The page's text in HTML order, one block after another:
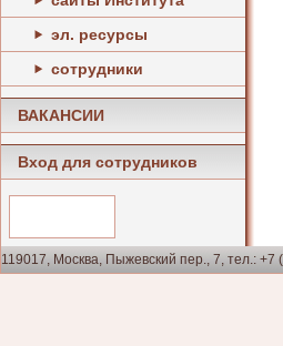
эл. ресурсы
сотрудники
ВАКАНСИИ
Вход для сотрудников
119017, Москва, Пыжевский пер., 7, тел.: